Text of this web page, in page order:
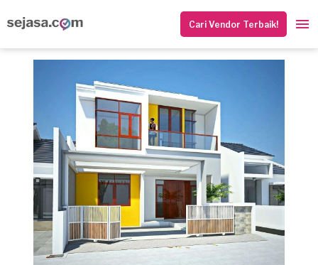
Cari Vendor Terbaik!